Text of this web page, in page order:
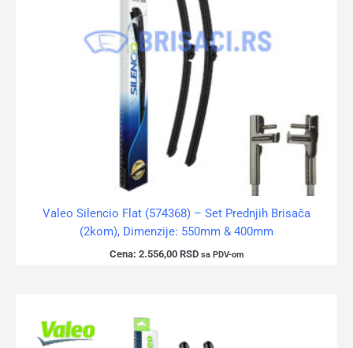
Valeo Silencio Flat (574368) – Set Prednjih Brisača
(2kom), Dimenzije: 550mm & 400mm
Cena: 2.556,00 RSD sa PDV-om